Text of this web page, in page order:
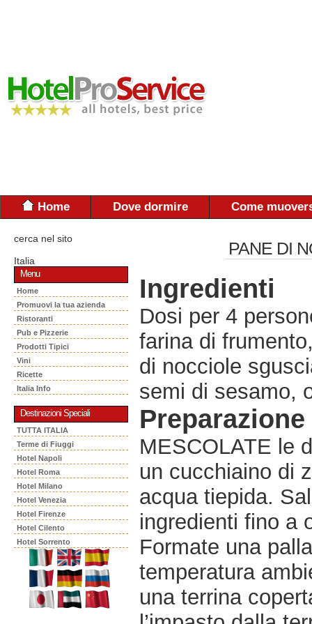
Home Dove dormire Come
cerca nel sito
Italia
Menu
Home
Promuovi la tua azienda
Ristoranti
Pub e Pizzerie
Prodotti Tipici
Vini
Ricette
Italia Info
Destinazioni Speciali
TUTTA ITALIA
Terme di Fiuggi
Hotel Napoli
Hotel Roma
Hotel Milano
Hotel Venezia
Hotel Firenze
Hotel Cilento
Hotel Sorrento
PANE DI
Ingredienti
Dosi per 4
farina di
di nocciole
semi di sesamo,
Preparazione
MESCOLATE le
un cucchiaino di
acqua tiepida.
ingredienti fino a
Formate una
temperatura
una terrina